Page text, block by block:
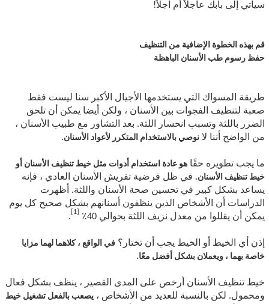
سيأتي إلى بابك عاجلاً أم آجلاً!
قم بهذه الخطوة الإضافية من التنظيف
حفظ رسوم طب الأسنان الباهظة
طريقة المسواك التي يستخدمها الأجيال الأكبر سنا ليست فقط
صعبة لتنظيف الفجوات بين الأسنان ، ولكن أيضا يمكن أن تلحق
الضرر باللثة وتسبب انحسار اللثة. بعد التشاور مع طبيب الأسنان ،
من الواضح أننا لا نوصي بالاستخدام المتكرر لأعواد الأسنان.
ما يجب تطويره حقًا هو عادة استخدام أدوات مثل خيط تنظيف الأسنان أو
خيط تنظيف الأسنان. في ظل فرضية تفريش الأسنان العادي ، فإنه
يساعد بشكل كبير في تحسين صحة الأسنان واللثة. أظهرت
الدراسات أن الأشخاص الذين ينظفون أسنانهم بشكل صحيح كل يوم
يمكن أن يقللوا من معدل نزيف اللثة بحوالي 40٪
.
إذن أي الخيط أو الخيط يجب أن تختار؟ في الواقع ، كلاهما لهما مزايا
خاصة بهما ، ويعملان بشكل أفضل معًا.
خيط تنظيف الأسنان أرخص على المدى القصير ، ينظف بشكل فعال
ومحمول. لكن بالنسبة للعديد من الأشخاص ، يصعب بالفعل تشغيل خيط